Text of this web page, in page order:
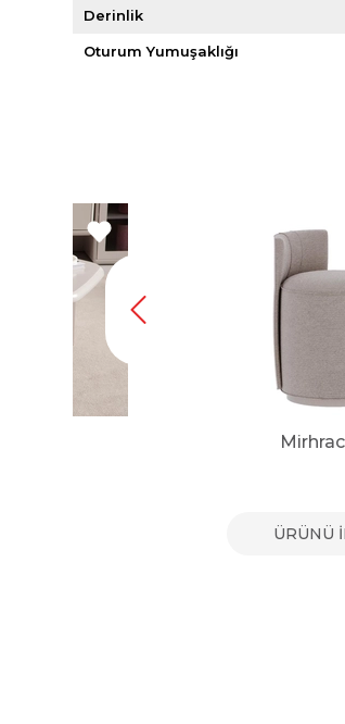
Derinlik
Oturum Yumuşaklığı
ÜRÜNÜ